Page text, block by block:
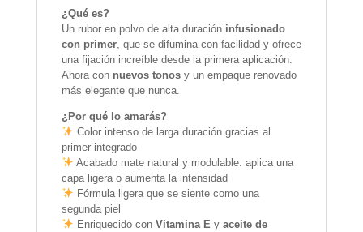
¿Qué es?
Un rubor en polvo de alta duración infusionado
con primer, que se difumina con facilidad y ofrece
una fijación increíble desde la primera aplicación.
Ahora con nuevos tonosy un empaque renovado
más elegante que nunca.
¿Por qué lo amarás?
Color intenso de larga duración gracias al
primer integrado
Acabado mate natural y modulable: aplica una
capa ligera o aumenta la intensidad
Fórmula ligera que se siente como una
segunda piel
Enriquecido con Vitamina E y aceite de